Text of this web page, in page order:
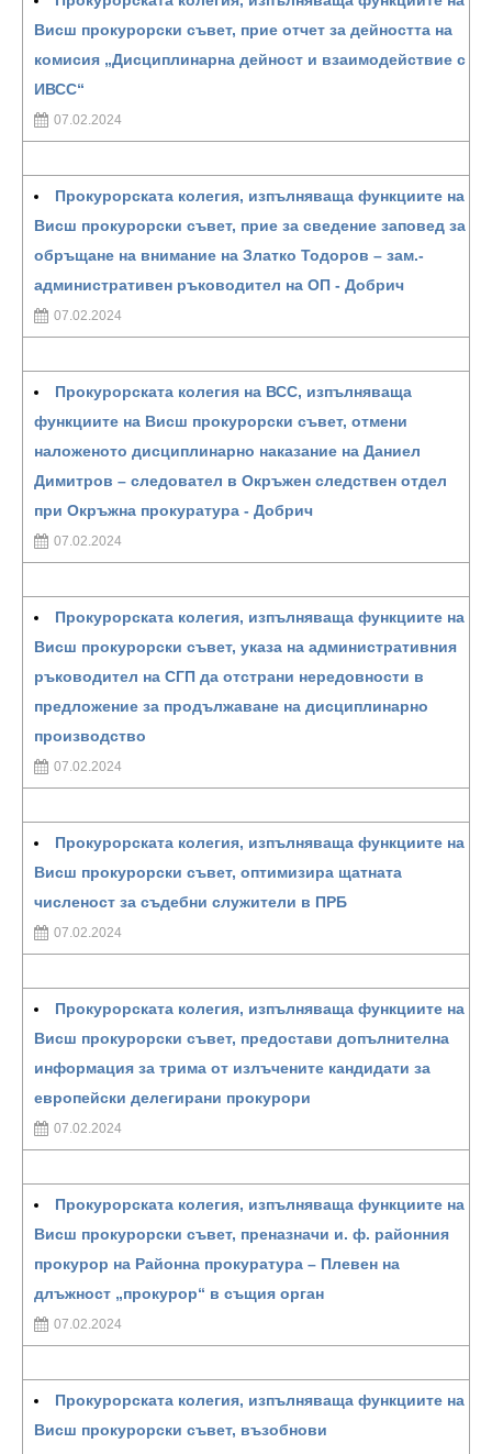
Висш прокурорски съвет, прие отчет за дейността на
комисия „Дисциплинарна дейност и взаимодействие с
ИВСС“
07.02.2024
Прокурорската колегия, изпълняваща функциите на
Висш прокурорски съвет, прие за сведение заповед за
обръщане на внимание на Златко Тодоров – зам.-
административен ръководител на ОП - Добрич
07.02.2024
Прокурорската колегия на ВСС, изпълняваща
функциите на Висш прокурорски съвет, отмени
наложеното дисциплинарно наказание на Даниел
Димитров – следовател в Окръжен следствен отдел
при Окръжна прокуратура - Добрич
07.02.2024
Прокурорската колегия, изпълняваща функциите на
Висш прокурорски съвет, указа на административния
ръководител на СГП да отстрани нередовности в
предложение за продължаване на дисциплинарно
производство
07.02.2024
Прокурорската колегия, изпълняваща функциите на
Висш прокурорски съвет, оптимизира щатната
численост за съдебни служители в ПРБ
07.02.2024
Прокурорската колегия, изпълняваща функциите на
Висш прокурорски съвет, предостави допълнителна
информация за трима от излъчените кандидати за
европейски делегирани прокурори
07.02.2024
Прокурорската колегия, изпълняваща функциите на
Висш прокурорски съвет, преназначи и. ф. районния
прокурор на Районна прокуратура – Плевен на
длъжност „прокурор“ в същия орган
07.02.2024
Прокурорската колегия, изпълняваща функциите на
Висш прокурорски съвет, възобнови